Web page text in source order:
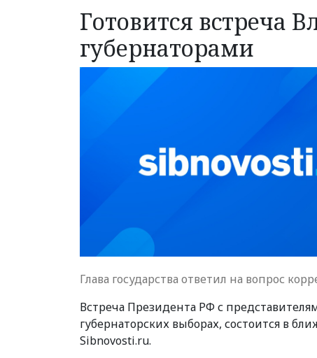
Готовится встреча
губернаторами
Глава государства ответил на вопрос
Встреча Президента РФ с
губернаторских выборах, состоится в
Sibnovosti.ru.